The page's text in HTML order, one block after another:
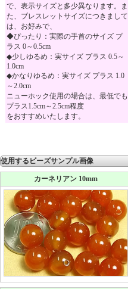
で、表示サイズと多少異なります。ま
た、ブレスレットサイズにつきまして
は、お好みで、
◆ぴったり：実際の手首のサイズ プ
ラス 0～0.5cm
◆少しゆるめ：実サイズ プラス 0.5～
1.0cm
◆かなりゆるめ：実サイズ プラス 1.0
～2.0cm
ニューホック使用の場合は、最低でも
プラス1.5cm～2.5cm程度
をおすすめいたします。
使用するビーズサンプル画像
カーネリアン 10mm